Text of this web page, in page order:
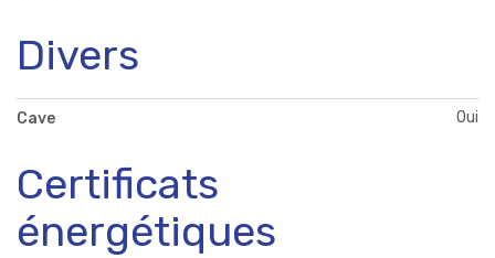
Divers
Cave Oui
Certificats
énergétiques